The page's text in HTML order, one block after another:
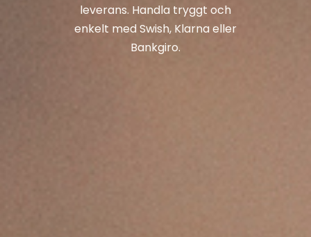
leverans. Handla tryggt och
enkelt med Swish, Klarna eller
Bankgiro.